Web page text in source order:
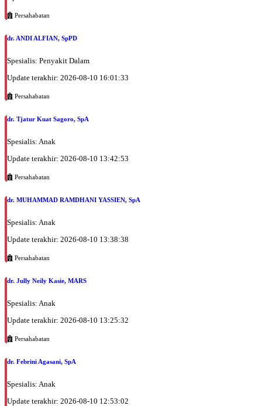
Persahabatan
dr. ANDI ALFIAN, SpPD
Spesialis: Penyakit Dalam
Update terakhir: 2026-08-10 16:01:33
Persahabatan
dr. Tjatur Kuat Sagoro, SpA
Spesialis: Anak
Update terakhir: 2026-08-10 13:42:53
Persahabatan
dr. MUHAMMAD RAMDHANI YASSIEN, SpA
Spesialis: Anak
Update terakhir: 2026-08-10 13:38:38
Persahabatan
dr. Jully Neily Kasie, MARS
Spesialis: Anak
Update terakhir: 2026-08-10 13:25:32
Persahabatan
dr. Febrini Agasani, SpA
Spesialis: Anak
Update terakhir: 2026-08-10 12:53:02